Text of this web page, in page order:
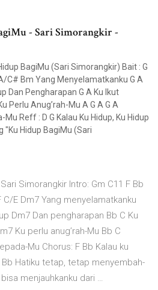
- Sari Simorangkir -
BagiMu (Sari Simorangkir) Bait : G
C# Bm Yang Menyelamatkanku G A
Dan Pengharapan G A Ku Ikut
Perlu Anug’rah-Mu A G A G A
Reff : D G Kalau Ku Hidup, Ku Hidup
"Ku Hidup BagiMu (Sari
Simorangkir Intro: Gm C11 F Bb
E Dm7 Yang menyelamatkanku
Dm7 Dan pengharapan Bb C Ku
Ku perlu anug’rah-Mu Bb C
Mu Chorus: F Bb Kalau ku
Bb Hatiku tetap, tetap menyembah-
menjauhkanku dari …